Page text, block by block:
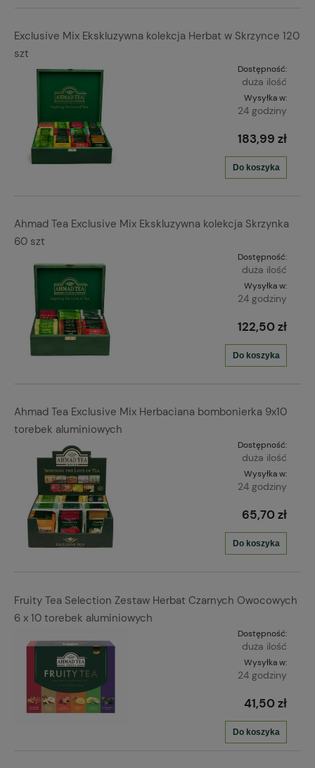
Exclusive Mix Ekskluzywna kolekcja Herbat w Skrzynce 120
szt
Dostępność:
duża ilość
Wysyłka w:
24 godziny
183,99 zł
Do koszyka
Ahmad Tea Exclusive Mix Ekskluzywna kolekcja Skrzynka
60 szt
Dostępność:
duża ilość
Wysyłka w:
24 godziny
122,50 zł
Do koszyka
Ahmad Tea Exclusive Mix Herbaciana bombonierka 9x10
torebek aluminiowych
Dostępność:
duża ilość
Wysyłka w:
24 godziny
65,70 zł
Do koszyka
Fruity Tea Selection Zestaw Herbat Czarnych Owocowych
6 x 10 torebek aluminiowych
Dostępność:
duża ilość
Wysyłka w:
24 godziny
41,50 zł
Do koszyka